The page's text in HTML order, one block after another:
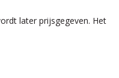
later prijsgegeven. Het